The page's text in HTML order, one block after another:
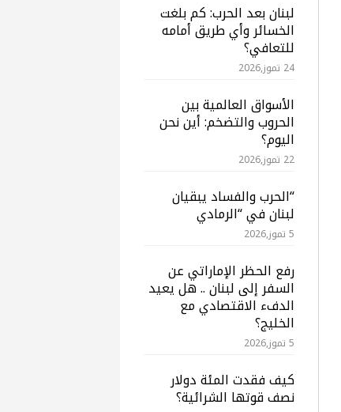
لبنان بعد الحرب: كم بلغت
الخسائر وأي طريق أمامه
للتعافي؟
24 تموز,2026
الأسواق العالمية بين
الحروب والتضخم: أين نحن
اليوم؟
22 تموز,2026
“الحرب والفساد يبقيان
لبنان في “الرمادي
5 تموز,2026
رفع الحظر الإماراتي عن
السفر إلى لبنان .. هل يعيد
الدفء الاقتصادي مع
الخليج؟
5 تموز,2026
كيف فقدت المئة دولار
نصف قوتها الشرائية؟